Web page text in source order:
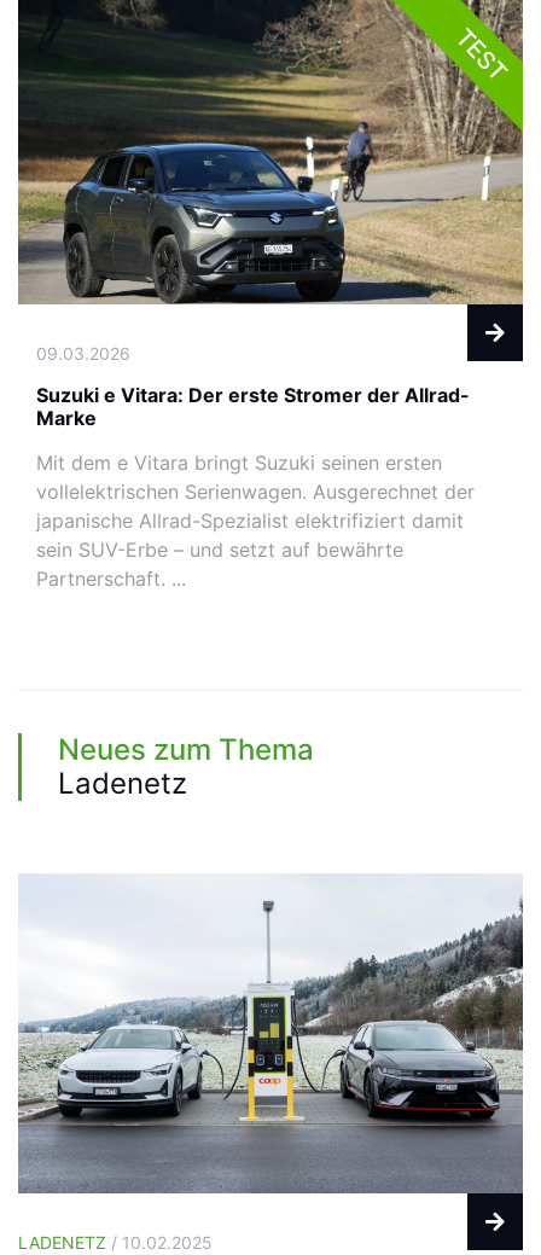
TEST
09.03.2026
Suzuki e Vitara: Der erste Stromer der Allrad-
Marke
Mit dem e Vitara bringt Suzuki seinen ersten
vollelektrischen Serienwagen. Ausgerechnet der
japanische Allrad-Spezialist elektrifiziert damit
sein SUV-Erbe – und setzt auf bewährte
Partnerschaft. ...
Neues zum Thema
Ladenetz
LADENETZ / 10.02.2025